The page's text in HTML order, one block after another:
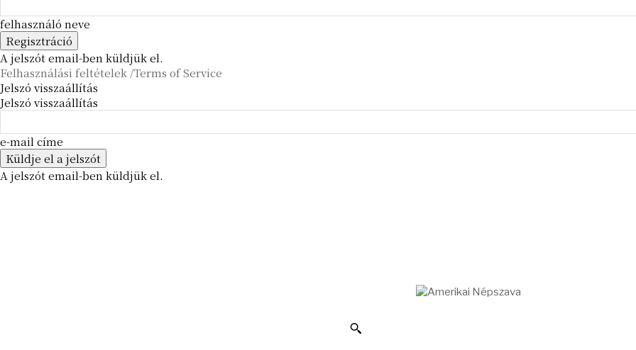
felhasználó neve
A jelszót email-ben küldjük el.
Felhasználási feltételek /Terms of Service
Jelszó visszaállítás
Jelszó visszaállítás
e-mail címe
A jelszót email-ben küldjük el.